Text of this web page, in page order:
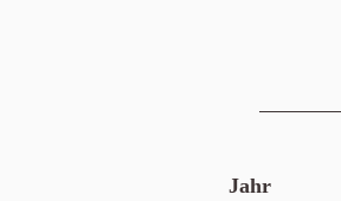
Jahr